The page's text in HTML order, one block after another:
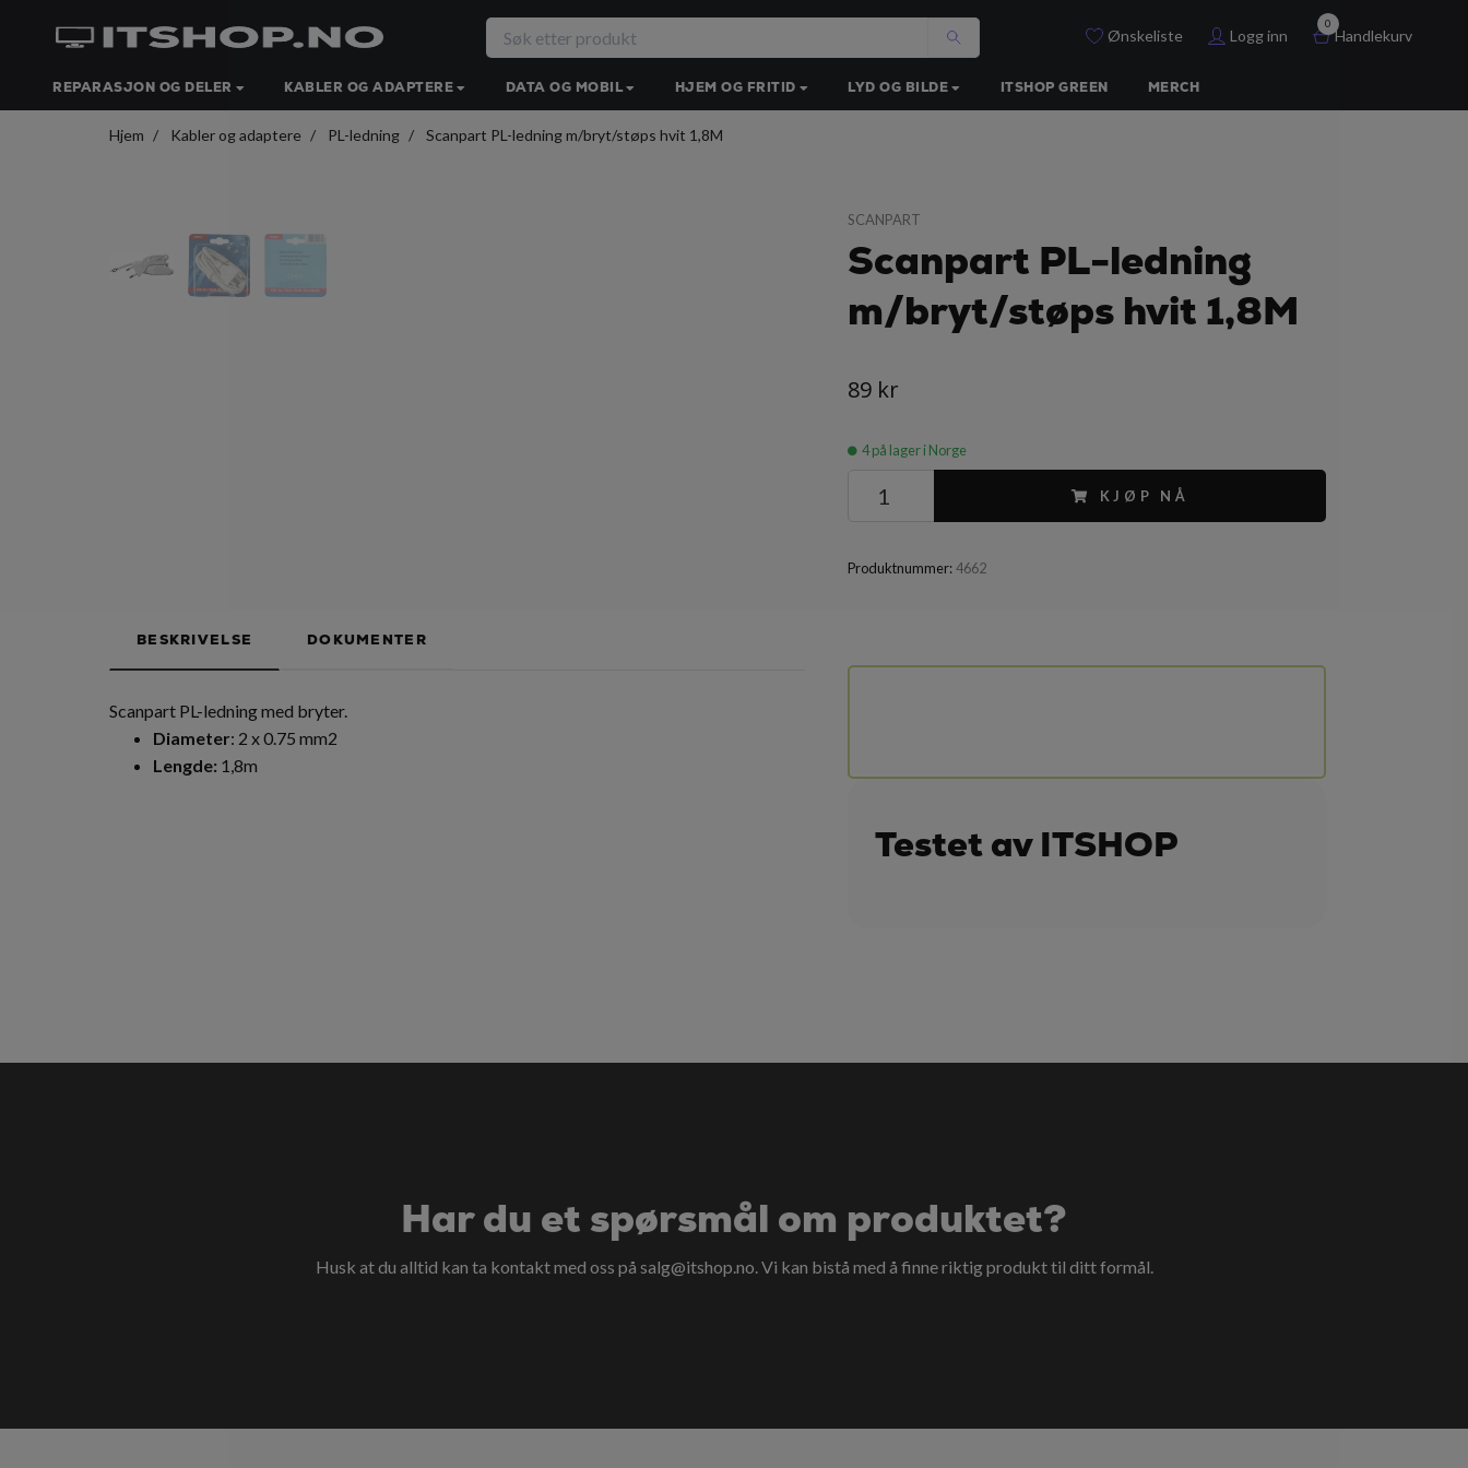
Ønskeliste Logg inn
0
Handlekurv
REPARASJON OG DELER KABLER OG ADAPTERE DATA OG MOBIL HJEM OG FRITID LYD OG BILDE ITSHOP GREEN MERCH
Hjem Kabler og adaptere PL-ledning Scanpart PL-ledning m/bryt/støps hvit 1,8M
SCANPART
Scanpart PL-ledning
m/bryt/støps hvit 1,8M
89 kr
4på lager i Norge
KJØP NÅ
Produktnummer: 4662
BESKRIVELSE DOKUMENTER
Scanpart PL-ledning med bryter.
Diameter: 2 x 0.75 mm2
Lengde: 1,8m
Testet av ITSHOP
Har du et spørsmål om produktet?
Husk at du alltid kan ta kontakt med oss på salg@itshop.no. Vi kan bistå med å finne riktig produkt til ditt formål.